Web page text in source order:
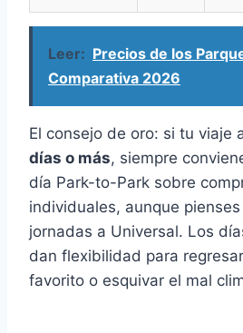
Leer: Precios de los
Comparativa 2026
El consejo de oro: si tu viaje
días o más, siempre
día Park-to-Park sobre
individuales, aunque
jornadas a Universal. Los
dan flexibilidad para
favorito o esquivar el mal